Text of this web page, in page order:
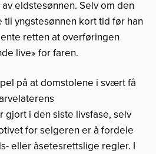
eldstesønnen. Selv om den
yngstesønnen kort tid før han
retten at overføringen
live» for faren.
på at domstolene i svært få
i den siste livsfase, selv
for selgeren er å fordele
eller åsetesrettslige regler. I